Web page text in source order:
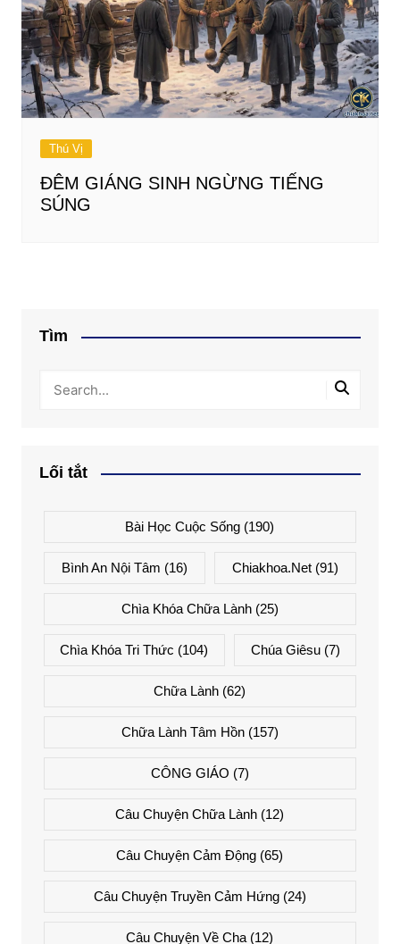
Thú Vị
ĐÊM GIÁNG SINH NGỪNG TIẾNG
SÚNG
Tìm
Lối tắt
Bài Học Cuộc Sống (190)
Bình An Nội Tâm (16) Chiakhoa.net (91)
Chìa Khóa Chữa Lành(25)
Chìa Khóa Tri Thức (104) Chúa Giêsu(7)
Chữa Lành (62)
Chữa Lành Tâm Hồn(157)
CÔNG GIÁO (7)
Câu Chuyện Chữa Lành (12)
Câu Chuyện Cảm Động (65)
Câu Chuyện Truyền Cảm Hứng(24)
Câu Chuyện Về Cha (12)